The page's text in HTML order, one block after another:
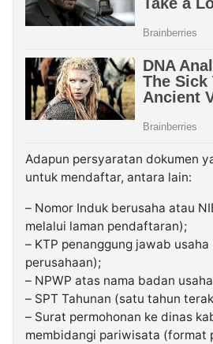
Adapun persyaratan dokumen
untuk mendaftar, antara lain:
– Nomor Induk berusaha atau
melalui laman pendaftaran);
– KTP penanggung jawab
perusahaan);
– NPWP atas nama badan
– SPT Tahunan (satu tahun
– Surat permohonan ke dinas
membidangi pariwisata (format